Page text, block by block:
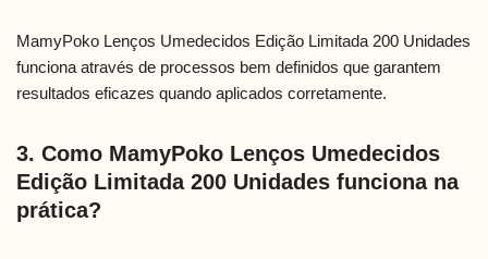
MamyPoko Lenços Umedecidos Edição Limitada 200 Unidades
funciona através de processos bem definidos que garantem
resultados eficazes quando aplicados corretamente.
3. Como MamyPoko Lenços Umedecidos
Edição Limitada 200 Unidades funciona na
prática?